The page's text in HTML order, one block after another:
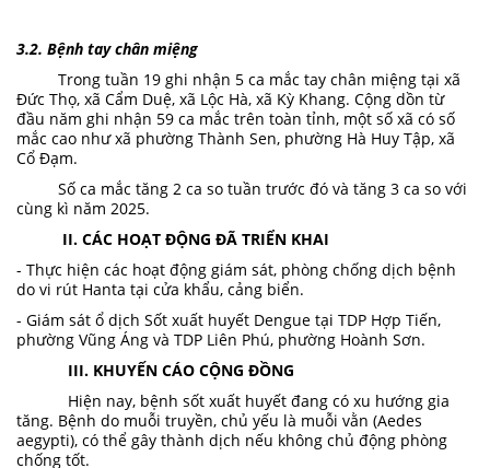
3.2. Bệnh tay chân miệng
Trong tuần 19 ghi nhận 5 ca mắc tay chân miệng tại xã
Đức Thọ, xã Cẩm Duệ, xã Lộc Hà, xã Kỳ Khang. Cộng dồn từ
đầu năm ghi nhận 59 ca mắc trên toàn tỉnh, một số xã có số
mắc cao như xã phường Thành Sen, phường Hà Huy Tập, xã
Cổ Đạm.
Số ca mắc tăng 2 ca so tuần trước đó và tăng 3 ca so với
cùng kì năm 2025.
II. CÁC HOẠT ĐỘNG ĐÃ TRIỂN KHAI
- Thực hiện các hoạt động giám sát, phòng chống dịch bệnh
do vi rút Hanta tại cửa khẩu, cảng biển.
- Giám sát ổ dịch Sốt xuất huyết Dengue tại TDP Hợp Tiến,
phường Vũng Áng và TDP Liên Phú, phường Hoành Sơn.
III. KHUYẾN CÁO CỘNG ĐỒNG
Hiện nay, bệnh sốt xuất huyết đang có xu hướng gia
tăng. Bệnh do muỗi truyền, chủ yếu là muỗi vằn (Aedes
aegypti), có thể gây thành dịch nếu không chủ động phòng
chống tốt.